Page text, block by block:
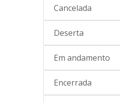
Cancelada
Deserta
Em andamento
Encerrada